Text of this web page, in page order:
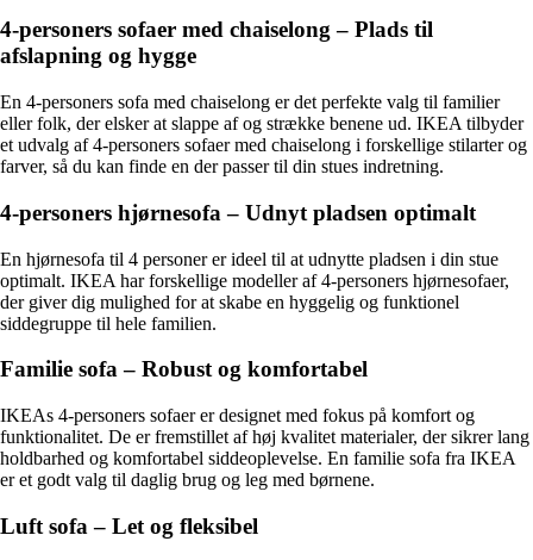
4-personers sofaer med chaiselong – Plads til
afslapning og hygge
En 4-personers sofa med chaiselong er det perfekte valg til familier
eller folk, der elsker at slappe af og strække benene ud. IKEA tilbyder
et udvalg af 4-personers sofaer med chaiselong i forskellige stilarter og
farver, så du kan finde en der passer til din stues indretning.
4-personers hjørnesofa – Udnyt pladsen optimalt
En hjørnesofa til 4 personer er ideel til at udnytte pladsen i din stue
optimalt. IKEA har forskellige modeller af 4-personers hjørnesofaer,
der giver dig mulighed for at skabe en hyggelig og funktionel
siddegruppe til hele familien.
Familie sofa – Robust og komfortabel
IKEAs 4-personers sofaer er designet med fokus på komfort og
funktionalitet. De er fremstillet af høj kvalitet materialer, der sikrer lang
holdbarhed og komfortabel siddeoplevelse. En familie sofa fra IKEA
er et godt valg til daglig brug og leg med børnene.
Luft sofa – Let og fleksibel